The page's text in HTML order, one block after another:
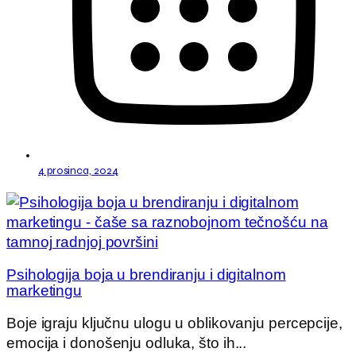
4 prosinca, 2024
Psihologija boja u brendiranju i digitalnom
marketingu
Boje igraju ključnu ulogu u oblikovanju percepcije,
emocija i donošenju odluka, što ih...